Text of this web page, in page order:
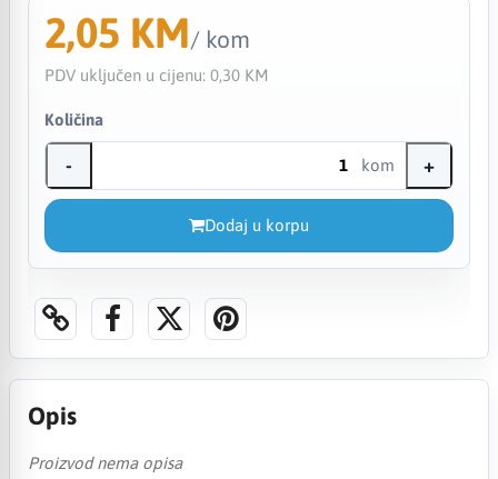
2,05 KM/ kom
PDV uključen u cijenu: 0,30 KM
Količina
- kom +
Dodaj u korpu
Opis
Proizvod nema opisa